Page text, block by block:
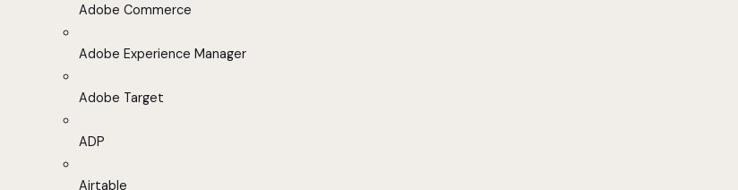
Adobe Commerce
Adobe Experience Manager
Adobe Target
ADP
Airtable